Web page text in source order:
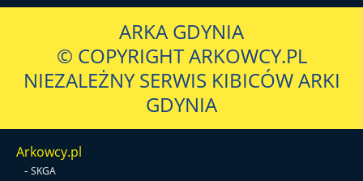
ARKA GDYNIA
© COPYRIGHT ARKOWCY.PL
NIEZALEŻNY SERWIS KIBICÓW ARKI
GDYNIA
Arkowcy.pl
- SKGA